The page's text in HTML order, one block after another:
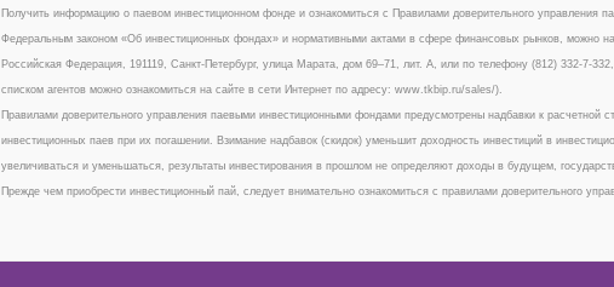
Получить информацию о паевом инвестиционном фонде и ознакомиться с Правилами доверительного
Федеральным законом «Об инвестиционных фондах» и нормативными актами в сфере финансовых рынков, можно
Российская Федерация, 191119, Санкт-Петербург, улица Марата, дом 69–71, лит. А, или по телефону (812) 332-7-
списком агентов можно ознакомиться на сайте в сети Интернет по адресу: www.tkbip.ru/sales/).
Правилами доверительного управления паевыми инвестиционными фондами предусмотрены надбавки к расчетной
инвестиционных паев при их погашении. Взимание надбавок (скидок) уменьшит доходность инвестиций в
увеличиваться и уменьшаться, результаты инвестирования в прошлом не определяют доходы в будущем,
Прежде чем приобрести инвестиционный пай, следует внимательно ознакомиться с правилами доверительного